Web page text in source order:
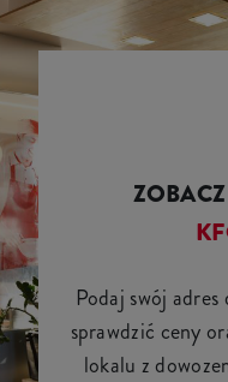
Podaj swój
sprawdzić ceny
lokalu z